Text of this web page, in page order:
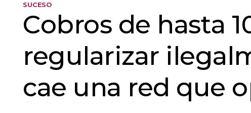
SUCESO
Cobros de hasta
regularizar
cae una red que